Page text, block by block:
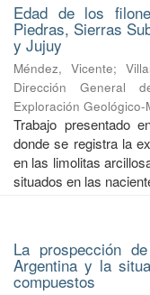
Edad de los
Piedras, Sierras
y Jujuy
Méndez, Vicente;
Dirección General
Exploración Geológico-
Trabajo presentado
donde se registra la
en las limolitas
situados en las
La prospección
Argentina y la
compuestos